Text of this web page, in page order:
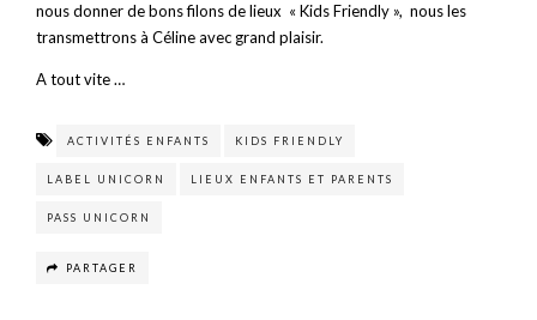
nous donner de bons filons de lieux « Kids Friendly », nous les
transmettrons à Céline avec grand plaisir.
A tout vite …
ACTIVITÉS ENFANTS KIDS FRIENDLY
LABEL UNICORN LIEUX ENFANTS ET PARENTS
PASS UNICORN
PARTAGER